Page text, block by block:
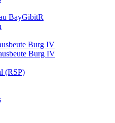
BayGibitR
Burg IV
Burg IV
(RSP)